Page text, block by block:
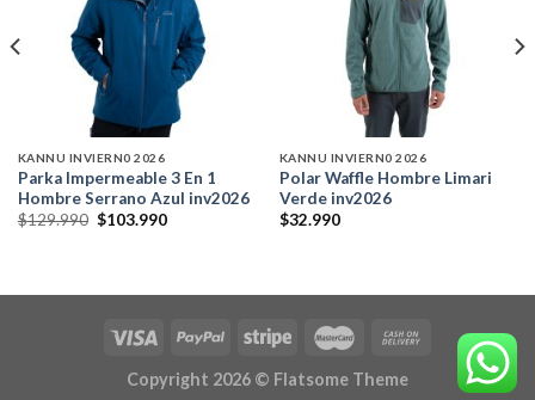
wishlist
KANNU INVIERN0 2026
Parka Impermeable 3 En 1
Hombre Serrano Azul inv2026
$129.990 El
$103.990El
KANNU INVIERN0 2026
Polar Waffle Hombre Limari
Verde inv2026
$32.990
Copyright 2026 © Flatsome Theme